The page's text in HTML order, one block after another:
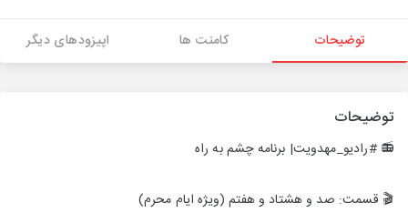
توضیحات کامنت ها اپیزودهای دیگر
توضیحات
📻 #رادیو_مهدویت| برنامه چشم به راه
🎬 قسمت: صد و هشتاد و هفتم (ویژه‌ ایام محرم)